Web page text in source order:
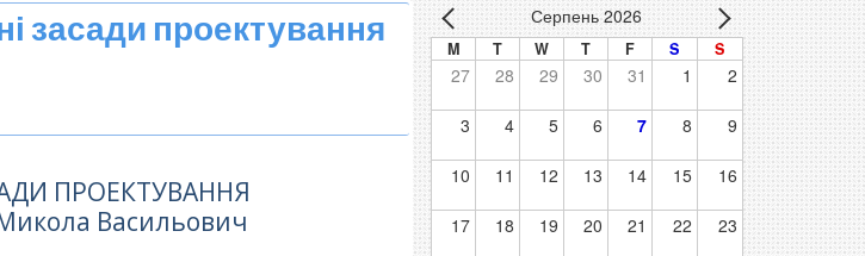
засади проектування
ПРОЕКТУВАННЯ
Васильович
Серпень 2026
M T W T F S S
27 28 29 30 31 1 2
3 4 5 6 7 8 9
10 11 12 13 14 15 16
17 18 19 20 21 22 23